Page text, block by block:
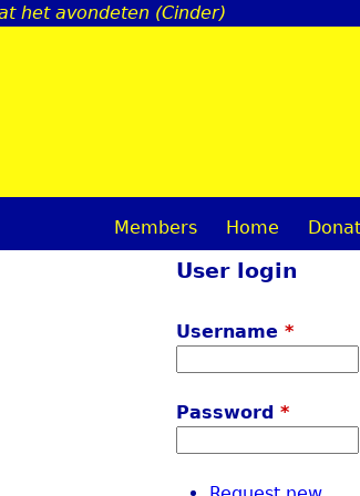
het avondeten (Cinder)
M
Members Home
User login
Username*
Password*